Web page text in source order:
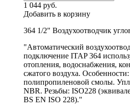
1 044 руб.
Добавить в корзину
364 1/2" Воздухоотводчик
"Автоматический
подключение ITAP 364
отопления, водоснабжения,
сжатого воздуха.
полипропиленовой смолы.
NBR. Резьбы: ISO228
BS EN ISO 228)."